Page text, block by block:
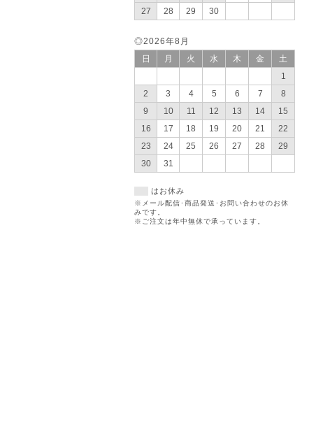
27
28 29 30
◎2026年8月
日
月 火 水 木 金
土
1
2
3 4 5 6 7
8
9
10 11 12 13 14
15
16
17 18 19 20 21
22
23
24 25 26 27 28
29
30
31
はお休み
※メール配信･商品発送･お問い合わせのお休
みです。
※ご注文は年中無休で承っています。